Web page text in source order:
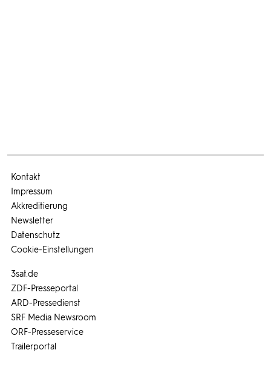
3sat.de
ZDF-Presseportal
ARD-Pressedienst
SRF Media Newsroom
ORF-Presseservice
Trailerportal
Kontakt
Impressum
Akkreditierung
Newsletter
Datenschutz
Cookie-Einstellungen